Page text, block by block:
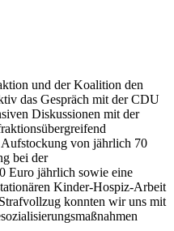
und der Koalition den
das Gespräch mit der CDU
Diskussionen mit der
von jährlich 70
bei der
Euro jährlich sowie eine
Kinder-Hospiz-Arbeit
konnten wir uns mit